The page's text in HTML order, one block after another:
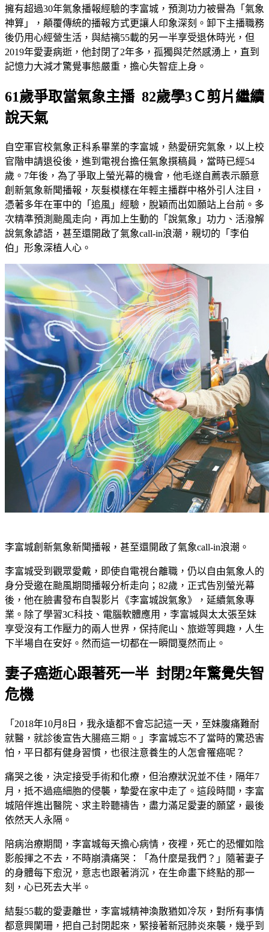
擁有超過30年氣象播報經驗的李富城，預測功力被譽為「氣象
神算」，顛覆傳統的播報方式更讓人印象深刻。卸下主播職務
後仍用心經營生活，與結褵55載的另一半享受退休時光，但
2019年愛妻病逝，他封閉了2年多，孤獨與茫然感湧上，直到
記憶力大減才驚覺事態嚴重，擔心失智症上身。
61歲爭取當氣象主播 82歲學3Ｃ剪片繼續
說天氣
自空軍官校氣象正科系畢業的李富城，熱愛研究氣象，以上校
官階申請退役後，進到電視台擔任氣象撰稿員，當時已經54
歲。7年後，為了爭取上螢光幕的機會，他毛遂自薦表示願意
創新氣象新聞播報，灰髮模樣在年輕主播群中格外引人注目，
憑著多年在軍中的「追風」經驗，脫穎而出如願站上台前。多
次精準預測颱風走向，再加上生動的「說氣象」功力、活潑解
說氣象諺語，甚至還開啟了氣象call-in浪潮，親切的「李伯
伯」形象深植人心。
李富城創新氣象新聞播報，甚至還開啟了氣象call-in浪潮。
李富城受到觀眾愛戴，即使自電視台離職，仍以自由氣象人的
身分受邀在颱風期間播報分析走向；82歲，正式告別螢光幕
後，他在臉書發布自製影片《李富城說氣象》，延續氣象專
業。除了學習3C科技、電腦軟體應用，李富城與太太張至妹
享受沒有工作壓力的兩人世界，保持爬山、旅遊等興趣，人生
下半場自在安好。然而這一切都在一瞬間戛然而止。
妻子癌逝心跟著死一半 封閉2年驚覺失智
危機
「2018年10月8日，我永遠都不會忘記這一天，至妹腹痛難耐
就醫，就診後宣告大腸癌三期。」李富城忘不了當時的驚恐害
怕，平日都有健身習慣，也很注意養生的人怎會罹癌呢？
痛哭之後，決定接受手術和化療，但治療狀況並不佳，隔年7
月，抵不過癌細胞的侵襲，摯愛在家中走了。這段時間，李富
城陪伴進出醫院、求主聆聽禱告，盡力滿足愛妻的願望，最後
依然天人永隔。
陪病治療期間，李富城每天擔心病情，夜裡，死亡的恐懼如陰
影般揮之不去，不時崩潰痛哭：「為什麼是我們？」隨著妻子
的身體每下愈況，意志也跟著消沉，在生命畫下終點的那一
刻，心已死去大半。
結髮55載的愛妻離世，李富城精神渙散猶如冷灰，對所有事情
都意興闌珊，把自己封閉起來，緊接著新冠肺炎來襲，幾乎到